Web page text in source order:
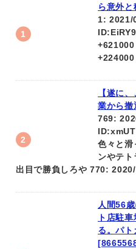
ら意外
1: 2021/
【遂に
業から撤
769:
色々と滑
ンやテ
出目で勝負しろや 770:
人間56
ト店駐
る。パ